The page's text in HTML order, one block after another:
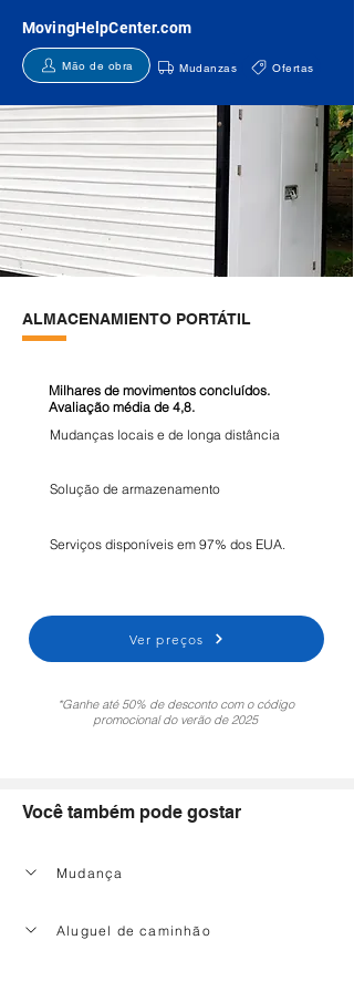
MovingHelpCenter.com
Mão de obra Mudanzas Ofertas
ALMACENAMIENTO PORTÁTIL
Milhares de movimentos concluídos.
Avaliação média de 4,8.
Mudanças locais e de longa distância
Solução de armazenamento
Serviços disponíveis em 97% dos EUA.
Ver preços
*Ganhe até 50% de desconto com o código
promocional do verão de 2025
Você também pode gostar
Mudança
Aluguel de caminhão